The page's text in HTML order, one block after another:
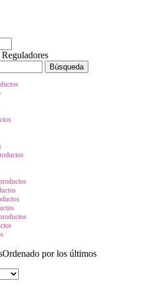
Ordenado por los últimos